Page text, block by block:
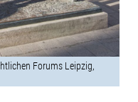
Forums Leipzig,